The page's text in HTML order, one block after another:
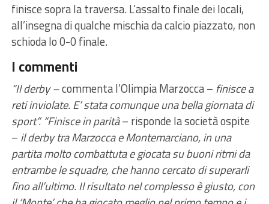
finisce sopra la traversa. L’assalto finale dei locali,
all’insegna di qualche mischia da calcio piazzato, non
schioda lo 0-0 finale.
I commenti
“Il derby –commenta l’Olimpia Marzocca – finisce a
reti inviolate. E’ stata comunque una bella giornata di
sport”. “Finisce in parità– risponde la società ospite
– il derby tra Marzocca e Montemarciano, in una
partita molto combattuta e giocata su buoni ritmi da
entrambe le squadre, che hanno cercato di superarli
fino all’ultimo. Il risultato nel complesso è giusto, con